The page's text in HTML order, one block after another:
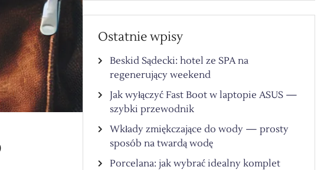
Ostatnie wpisy
Beskid Sądecki: hotel ze SPA na
regenerujący weekend
Jak wyłączyć Fast Boot w laptopie ASUS —
szybki przewodnik
Wkłady zmiękczające do wody — prosty
sposób na twardą wodę
Porcelana: jak wybrać idealny komplet